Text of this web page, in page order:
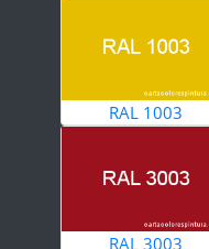
RAL 1003
RAL 3003